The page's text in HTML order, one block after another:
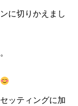
に切りかえまし
ッティングに加